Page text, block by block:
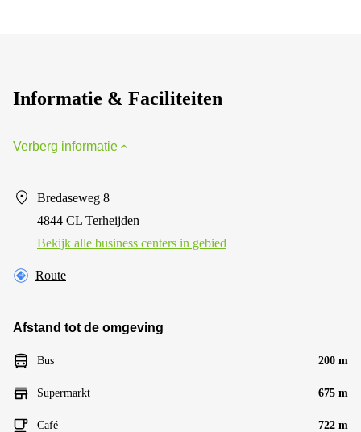
Informatie & Faciliteiten
Verberg informatie
Bredaseweg 8
4844 CL Terheijden
Bekijk alle business centers in gebied
Route
Afstand tot de omgeving
Bus 200 m
Supermarkt 675 m
Café 722 m